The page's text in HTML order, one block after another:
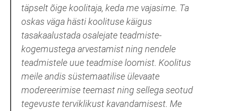
täpselt õige koolitaja, keda me vajasime. Ta
oskas väga hästi koolituse käigus
tasakaalustada osalejate teadmiste-
kogemustega arvestamist ning nendele
teadmistele uue teadmise loomist. Koolitus
meile andis süstemaatilise ülevaate
modereerimise teemast ning sellega seotud
tegevuste terviklikust kavandamisest. Me